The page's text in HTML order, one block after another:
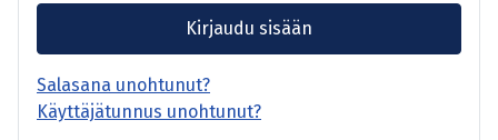
Kirjaudu sisään
Salasana unohtunut?
Käyttäjätunnus unohtunut?